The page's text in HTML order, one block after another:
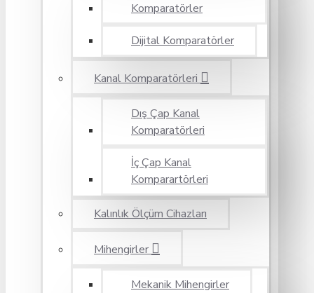
Komparatörler
Dijital Komparatörler
Kanal Komparatörleri
Dış Çap Kanal
Komparatörleri
İç Çap Kanal
Komparartörleri
Kalınlık Ölçüm Cihazları
Mihengirler
Mekanik Mihengirler